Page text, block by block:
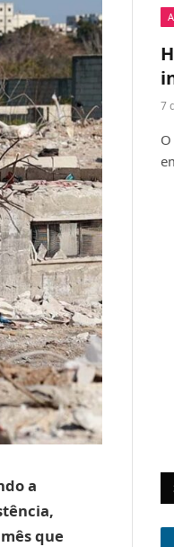
a
que
7